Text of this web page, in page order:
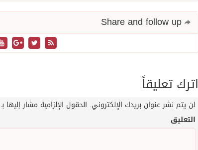
اترك تعليقاً
لن يتم نشر عنوان بريدك الإلكتروني. الحقول الإلزامية مشار إليها بـ
التعليق